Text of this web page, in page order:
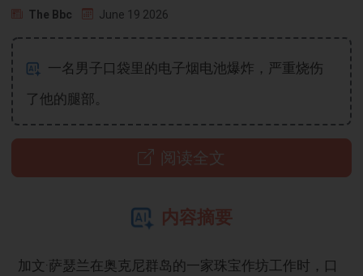
The Bbc June 19 2026
一名男子口袋里的电子烟电池爆炸，严重烧伤
了他的腿部。
阅读全文
内容摘要
加文·萨瑟兰在奥克尼群岛的一家珠宝作坊工作时，口